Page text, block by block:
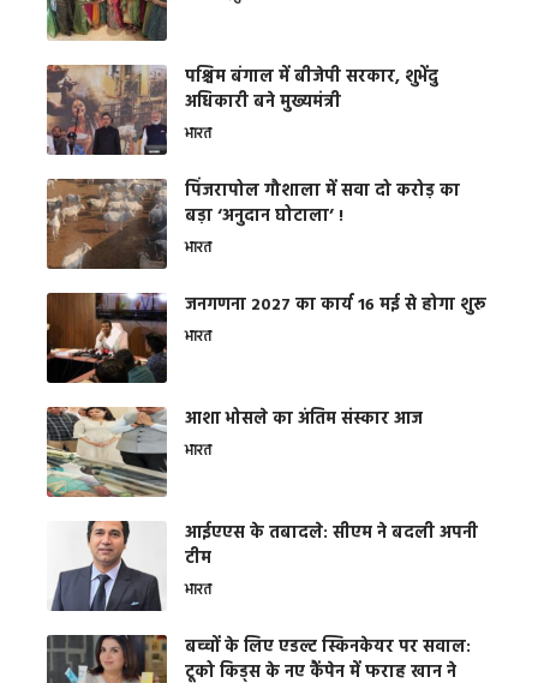
पश्चिम बंगाल में बीजेपी सरकार, शुभेंदु
अधिकारी बने मुख्यमंत्री
भारत
​पिंजरापोल गौशाला में सवा दो करोड़ का
बड़ा ‘अनुदान घोटाला’ !
भारत
जनगणना 2027 का कार्य 16 मई से होगा शुरू
भारत
आशा भोसले का अंतिम संस्कार आज
भारत
आईएएस के तबादले: सीएम ने बदली अपनी
टीम
भारत
बच्चों के लिए एडल्ट स्किनकेयर पर सवाल:
टूको किड्स के नए कैंपेन में फराह खान ने